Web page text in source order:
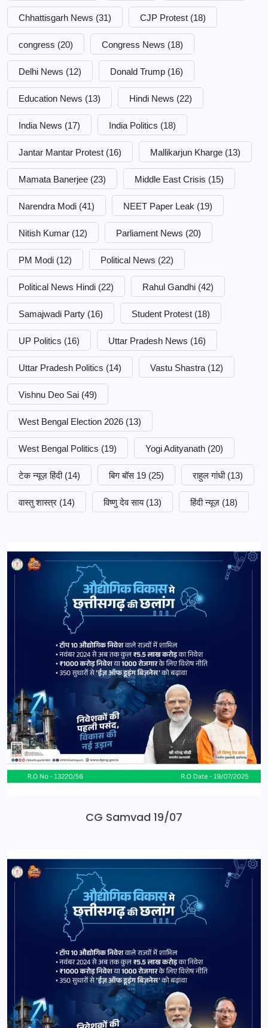
Chhattisgarh News (31) CJP Protest (18)
congress (20) Congress News (18)
Delhi News (12) Donald Trump (16)
Education News (13) Hindi News (22)
India News (17) India Politics (18)
Jantar Mantar Protest (16) Mallikarjun Kharge (13)
Mamata Banerjee (23) Middle East Crisis (15)
Narendra Modi (41) NEET Paper Leak (19)
Nitish Kumar (12) Parliament News (20)
PM Modi (12) Political News (22)
Political News Hindi (22) Rahul Gandhi (42)
Samajwadi Party (16) Student Protest (18)
UP Politics (16) Uttar Pradesh News (16)
Uttar Pradesh Politics (14) Vastu Shastra (12)
Vishnu Deo Sai (49)
West Bengal Election 2026 (13)
West Bengal Politics (19) Yogi Adityanath (20)
टेक न्यूज़ हिंदी (14) बिग बॉस 19 (25) राहुल गांधी (13)
वास्तु शास्त्र (14) विष्णु देव साय (13) हिंदी न्यूज़ (18)
CG Samvad 19/07